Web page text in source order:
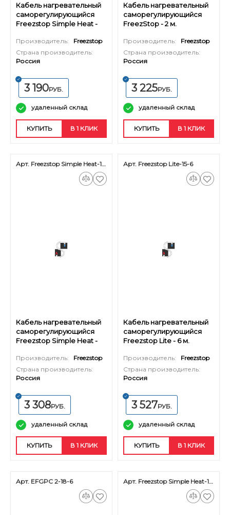
Кабель нагревательный
саморегулирующийся
Freezstop Simple Heat -
Производитель:
Freezstop
Страна производитель:
Россия
3 190РУБ.
удаленный склад
КУПИТЬ В 1 КЛИК
Кабель нагревательный
саморегулирующийся
FreezStop - 2 м.
Производитель:
Freezstop
Страна производитель:
Россия
3 225РУБ.
удаленный склад
КУПИТЬ В 1 КЛИК
Арт. Freezstop Simple Heat-18-10,5
Кабель нагревательный
саморегулирующийся
Freezstop Simple Heat -
Производитель:
Freezstop
Страна производитель:
Россия
3 308РУБ.
удаленный склад
КУПИТЬ В 1 КЛИК
Арт. Freezstop Lite-15-6
Кабель нагревательный
саморегулирующийся
Freezstop Lite - 6 м.
Производитель:
Freezstop
Страна производитель:
Россия
3 527РУБ.
удаленный склад
КУПИТЬ В 1 КЛИК
Арт. EFGPC 2-18-6 Арт. Freezstop Simple Heat-18-15,5